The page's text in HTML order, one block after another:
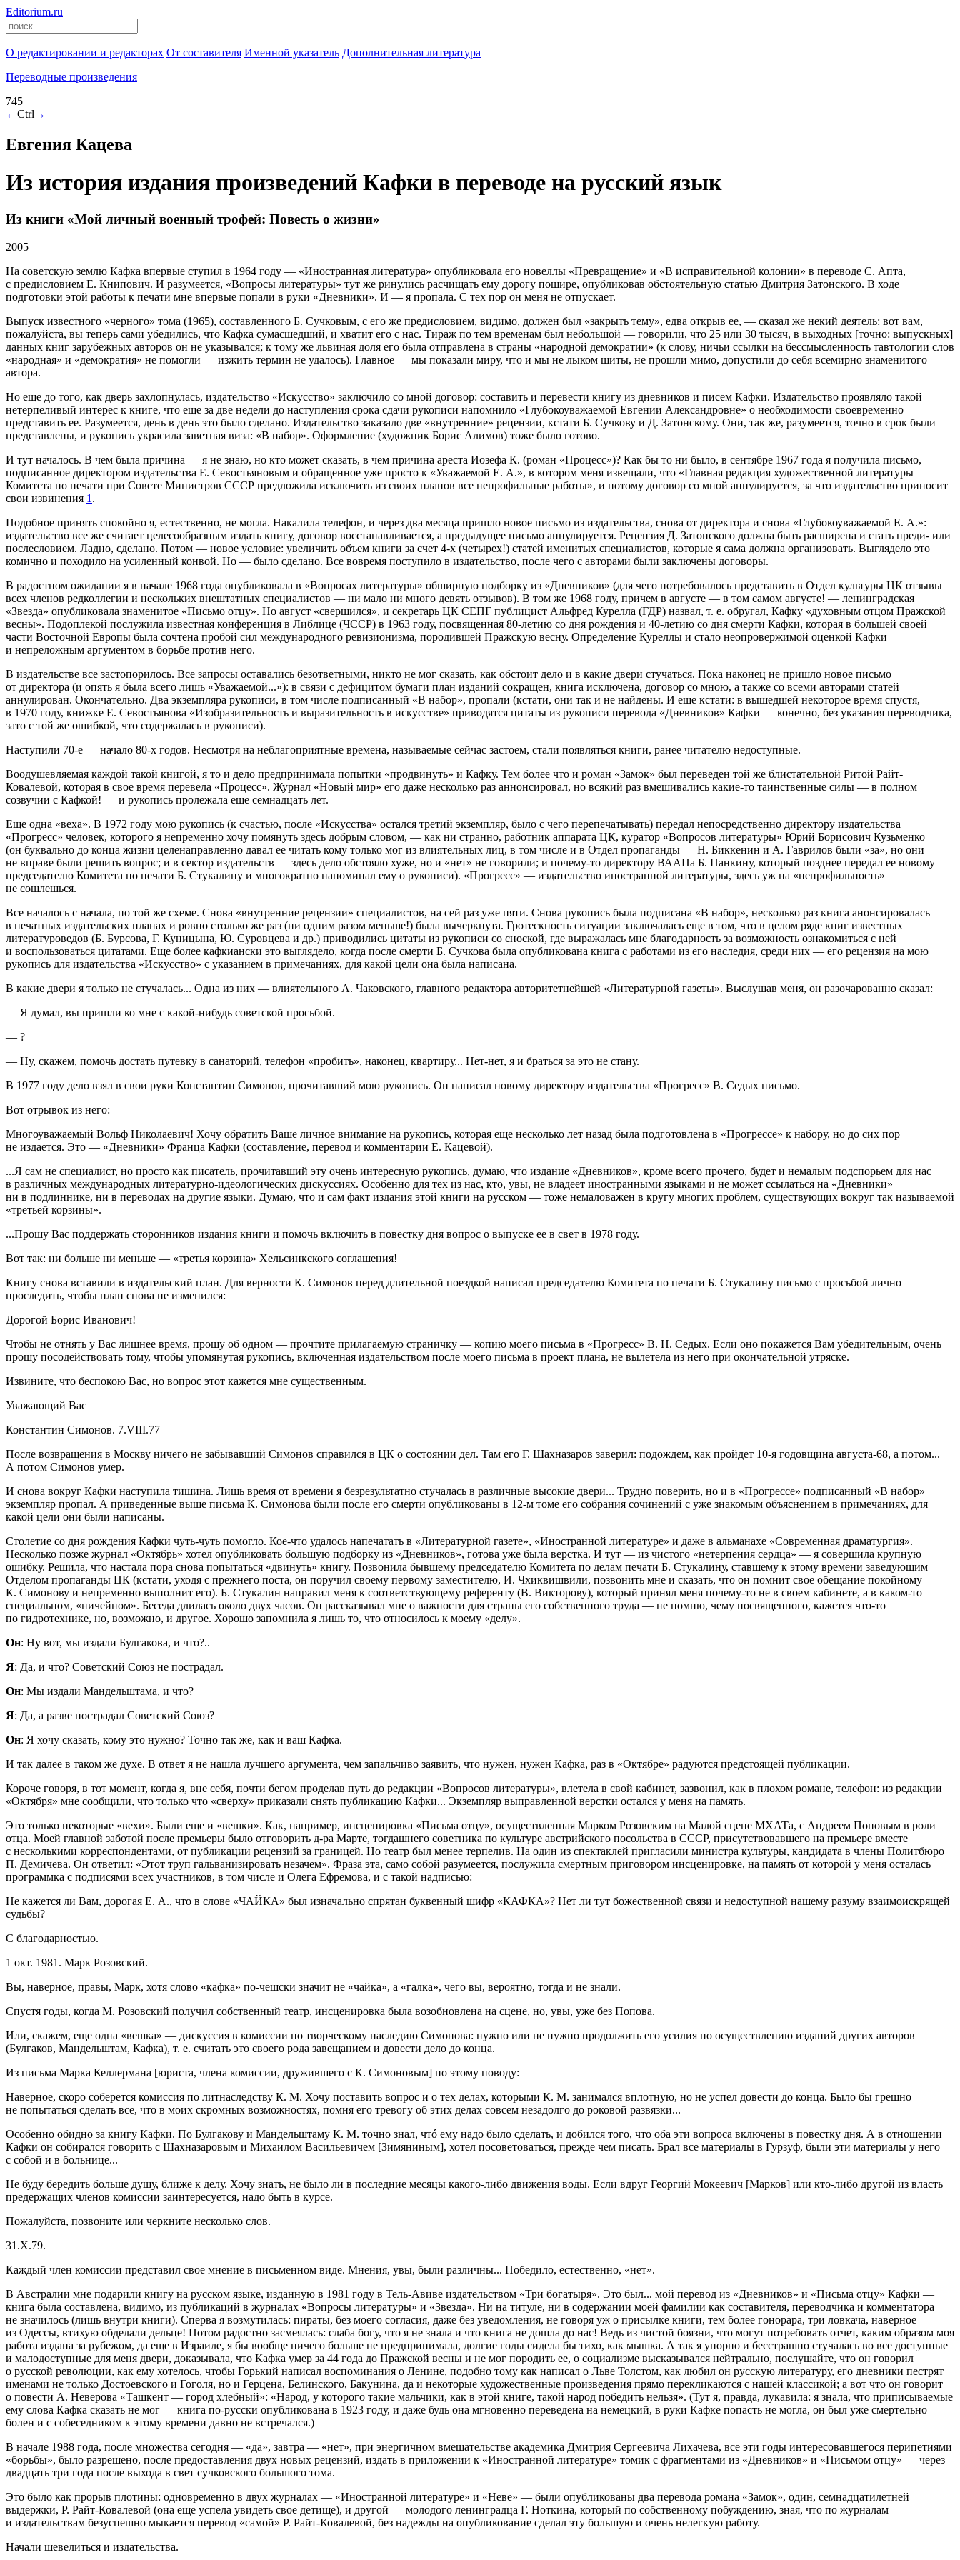
Editorium.ru
О редактировании и редакторах От составителя Именной указатель Дополнительная литература
Переводные произведения
745
←Ctrl →
Евгения Кацева
Из история издания произведений Кафки в переводе на русский язык
Из книги «Мой личный военный трофей: Повесть о жизни»
2005
На советскую землю Кафка впервые ступил в 1964 году — «Иностранная литература» опубликовала его новеллы «Превращение» и «В исправительной колонии» в переводе С. Апта,
с предисловием Е. Книпович. И разумеется, «Вопросы литературы» тут же ринулись расчищать ему дорогу пошире, опубликовав обстоятельную статью Дмитрия Затонского. В ходе
подготовки этой работы к печати мне впервые попали в руки «Дневники». И — я пропала. С тех пор он меня не отпускает.
Выпуск известного «черного» тома (1965), составленного Б. Сучковым, с его же предисловием, видимо, должен был «закрыть тему», едва открыв ее, — сказал же некий деятель: вот вам,
пожалуйста, вы теперь сами убедились, что Кафка сумасшедший, и хватит его с нас. Тираж по тем временам был небольшой — говорили, что 25 или 30 тысяч, в выходных [точно: выпускных]
данных книг зарубежных авторов он не указывался; к тому же львиная доля его была отправлена в страны «народной демократии» (к слову, ничьи ссылки на бессмысленность тавтологии слов
«народная» и «демократия» не помогли — изжить термин не удалось). Главное — мы показали миру, что и мы не лыком шиты, не прошли мимо, допустили до себя всемирно знаменитого
автора.
Но еще до того, как дверь захлопнулась, издательство «Искусство» заключило со мной договор: составить и перевести книгу из дневников и писем Кафки. Издательство проявляло такой
нетерпеливый интерес к книге, что еще за две недели до наступления срока сдачи рукописи напомнило «Глубокоуважаемой Евгении Александровне» о необходимости своевременно
представить ее. Разумеется, день в день это было сделано. Издательство заказало две «внутренние» рецензии, кстати Б. Сучкову и Д. Затонскому. Они, так же, разумеется, точно в срок были
представлены, и рукопись украсила заветная виза: «В набор». Оформление (художник Борис Алимов) тоже было готово.
И тут началось. В чем была причина — я не знаю, но кто может сказать, в чем причина ареста Иозефа К. (роман «Процесс»)? Как бы то ни было, в сентябре 1967 года я получила письмо,
подписанное директором издательства Е. Севостьяновым и обращенное уже просто к «Уважаемой Е. А.», в котором меня извещали, что «Главная редакция художественной литературы
Комитета по печати при Совете Министров СССР предложила исключить из своих планов все непрофильные работы», и потому договор со мной аннулируется, за что издательство приносит
свои извинения 1 .
Подобное принять спокойно я, естественно, не могла. Накалила телефон, и через два месяца пришло новое письмо из издательства, снова от директора и снова «Глубокоуважаемой Е. А.»:
издательство все же считает целесообразным издать книгу, договор восстанавливается, а предыдущее письмо аннулируется. Рецензия Д. Затонского должна быть расширена и стать преди- или
послесловием. Ладно, сделано. Потом — новое условие: увеличить объем книги за счет 4-х (четырех!) статей именитых специалистов, которые я сама должна организовать. Выглядело это
комично и походило на усиленный конвой. Но — было сделано. Все вовремя поступило в издательство, после чего с авторами были заключены договоры.
В радостном ожидании я в начале 1968 года опубликовала в «Вопросах литературы» обширную подборку из «Дневников» (для чего потребовалось представить в Отдел культуры ЦК отзывы
всех членов редколлегии и нескольких внештатных специалистов — ни мало ни много девять отзывов). В том же 1968 году, причем в августе — в том самом августе! — ленинградская
«Звезда» опубликовала знаменитое «Письмо отцу». Но август «свершился», и секретарь ЦК СЕПГ публицист Альфред Курелла (ГДР) назвал, т. е. обругал, Кафку «духовным отцом Пражской
весны». Подоплекой послужила известная конференция в Либлице (ЧССР) в 1963 году, посвященная 80-летию со дня рождения и 40-летию со дня смерти Кафки, которая в большей своей
части Восточной Европы была сочтена пробой сил международного ревизионизма, породившей Пражскую весну. Определение Куреллы и стало неопровержимой оценкой Кафки
и непреложным аргументом в борьбе против него.
В издательстве все застопорилось. Все запросы оставались безответными, никто не мог сказать, как обстоит дело и в какие двери стучаться. Пока наконец не пришло новое письмо
от директора (и опять я была всего лишь «Уважаемой...»): в связи с дефицитом бумаги план изданий сокращен, книга исключена, договор со мною, а также со всеми авторами статей
аннулирован. Окончательно. Два экземпляра рукописи, в том числе подписанный «В набор», пропали (кстати, они так и не найдены. И еще кстати: в вышедшей некоторое время спустя,
в 1970 году, книжке Е. Севостьянова «Изобразительность и выразительность в искусстве» приводятся цитаты из рукописи перевода «Дневников» Кафки — конечно, без указания переводчика,
зато с той же ошибкой, что содержалась в рукописи).
Наступили 70-е — начало 80-х годов. Несмотря на неблагоприятные времена, называемые сейчас застоем, стали появляться книги, ранее читателю недоступные.
Воодушевляемая каждой такой книгой, я то и дело предпринимала попытки «продвинуть» и Кафку. Тем более что и роман «Замок» был переведен той же блистательной Ритой Райт-
Ковалевой, которая в свое время перевела «Процесс». Журнал «Новый мир» его даже несколько раз аннонсировал, но всякий раз вмешивались какие-то таинственные силы — в полном
созвучии с Кафкой! — и рукопись пролежала еще семнадцать лет.
Еще одна «веха». В 1972 году мою рукопись (к счастью, после «Искусства» остался третий экземпляр, было с чего перепечатывать) передал непосредственно директору издательства
«Прогресс» человек, которого я непременно хочу помянуть здесь добрым словом, — как ни странно, работник аппарата ЦК, куратор «Вопросов литературы» Юрий Борисович Кузьменко
(он буквально до конца жизни целенаправленно давал ее читать кому только мог из влиятельных лиц, в том числе и в Отдел пропаганды — Н. Биккенин и А. Гаврилов были «за», но они
не вправе были решить вопрос; и в сектор издательств — здесь дело обстояло хуже, но и «нет» не говорили; и почему-то директору ВААПа Б. Панкину, который позднее передал ее новому
председателю Комитета по печати Б. Стукалину и многократно напоминал ему о рукописи). «Прогресс» — издательство иностранной литературы, здесь уж на «непрофильность»
не сошлешься.
Все началось с начала, по той же схеме. Снова «внутренние рецензии» специалистов, на сей раз уже пяти. Снова рукопись была подписана «В набор», несколько раз книга анонсировалась
в печатных издательских планах и ровно столько же раз (ни одним разом меньше!) была вычеркнута. Гротескность ситуации заключалась еще в том, что в целом ряде книг известных
литературоведов (Б. Бурсова, Г. Куницына, Ю. Суровцева и др.) приводились цитаты из рукописи со сноской, где выражалась мне благодарность за возможность ознакомиться с ней
и воспользоваться цитатами. Еще более кафкиански это выглядело, когда после смерти Б. Сучкова была опубликована книга с работами из его наследия, среди них — его рецензия на мою
рукопись для издательства «Искусство» с указанием в примечаниях, для какой цели она была написана.
В какие двери я только не стучалась... Одна из них — влиятельного А. Чаковского, главного редактора авторитетнейшей «Литературной газеты». Выслушав меня, он разочарованно сказал:
— Я думал, вы пришли ко мне с какой-нибудь советской просьбой.
— ?
— Ну, скажем, помочь достать путевку в санаторий, телефон «пробить», наконец, квартиру... Нет-нет, я и браться за это не стану.
В 1977 году дело взял в свои руки Константин Симонов, прочитавший мою рукопись. Он написал новому директору издательства «Прогресс» В. Седых письмо.
Вот отрывок из него:
Многоуважаемый Вольф Николаевич! Хочу обратить Ваше личное внимание на рукопись, которая еще несколько лет назад была подготовлена в «Прогрессе» к набору, но до сих пор
не издается. Это — «Дневники» Франца Кафки (составление, перевод и комментарии Е. Кацевой).
...Я сам не специалист, но просто как писатель, прочитавший эту очень интересную рукопись, думаю, что издание «Дневников», кроме всего прочего, будет и немалым подспорьем для нас
в различных международных литературно-идеологических дискуссиях. Особенно для тех из нас, кто, увы, не владеет иностранными языками и не может ссылаться на «Дневники»
ни в подлиннике, ни в переводах на другие языки. Думаю, что и сам факт издания этой книги на русском — тоже немаловажен в кругу многих проблем, существующих вокруг так называемой
«третьей корзины».
...Прошу Вас поддержать сторонников издания книги и помочь включить в повестку дня вопрос о выпуске ее в свет в 1978 году.
Вот так: ни больше ни меньше — «третья корзина» Хельсинкского соглашения!
Книгу снова вставили в издательский план. Для верности К. Симонов перед длительной поездкой написал председателю Комитета по печати Б. Стукалину письмо с просьбой лично
проследить, чтобы план снова не изменился:
Дорогой Борис Иванович!
Чтобы не отнять у Вас лишнее время, прошу об одном — прочтите прилагаемую страничку — копию моего письма в «Прогресс» В. Н. Седых. Если оно покажется Вам убедительным, очень
прошу посодействовать тому, чтобы упомянутая рукопись, включенная издательством после моего письма в проект плана, не вылетела из него при окончательной утряске.
Извините, что беспокою Вас, но вопрос этот кажется мне существенным.
Уважающий Вас
Константин Симонов. 7.VIII.77
После возвращения в Москву ничего не забывавший Симонов справился в ЦК о состоянии дел. Там его Г. Шахназаров заверил: подождем, как пройдет 10-я годовщина августа-68, а потом...
А потом Симонов умер.
И снова вокруг Кафки наступила тишина. Лишь время от времени я безрезультатно стучалась в различные высокие двери... Трудно поверить, но и в «Прогрессе» подписанный «В набор»
экземпляр пропал. А приведенные выше письма К. Симонова были после его смерти опубликованы в 12-м томе его собрания сочинений с уже знакомым объяснением в примечаниях, для
какой цели они были написаны.
Столетие со дня рождения Кафки чуть-чуть помогло. Кое-что удалось напечатать в «Литературной газете», «Иностранной литературе» и даже в альманахе «Современная драматургия».
Несколько позже журнал «Октябрь» хотел опубликовать большую подборку из «Дневников», готова уже была верстка. И тут — из чистого «нетерпения сердца» — я совершила крупную
ошибку. Решила, что настала пора снова попытаться «двинуть» книгу. Позвонила бывшему председателю Комитета по делам печати Б. Стукалину, ставшему к этому времени заведующим
Отделом пропаганды ЦК (кстати, уходя с прежнего поста, он поручил своему первому заместителю, И. Чхиквишвили, позвонить мне и сказать, что он помнит свое обещание покойному
К. Симонову и непременно выполнит его). Б. Стукалин направил меня к соответствующему референту (В. Викторову), который принял меня почему-то не в своем кабинете, а в каком-то
специальном, «ничейном». Беседа длилась около двух часов. Он рассказывал мне о важности для страны его собственного труда — не помню, чему посвященного, кажется что-то
по гидротехнике, но, возможно, и другое. Хорошо запомнила я лишь то, что относилось к моему «делу».
Он: Ну вот, мы издали Булгакова, и что?..
Я: Да, и что? Советский Союз не пострадал.
Он: Мы издали Мандельштама, и что?
Я: Да, а разве пострадал Советский Союз?
Он: Я хочу сказать, кому это нужно? Точно так же, как и ваш Кафка.
И так далее в таком же духе. В ответ я не нашла лучшего аргумента, чем запальчиво заявить, что нужен, нужен Кафка, раз в «Октябре» радуются предстоящей публикации.
Короче говоря, в тот момент, когда я, вне себя, почти бегом проделав путь до редакции «Вопросов литературы», влетела в свой кабинет, зазвонил, как в плохом романе, телефон: из редакции
«Октября» мне сообщили, что только что «сверху» приказали снять публикацию Кафки... Экземпляр выправленной верстки остался у меня на память.
Это только некоторые «вехи». Были еще и «вешки». Как, например, инсценировка «Письма отцу», осуществленная Марком Розовским на Малой сцене МХАТа, с Андреем Поповым в роли
отца. Моей главной заботой после премьеры было отговорить д-ра Марте, тогдашнего советника по культуре австрийского посольства в СССР, присутствовавшего на премьере вместе
с несколькими корреспондентами, от публикации рецензий за границей. Но театр был менее терпелив. На один из спектаклей пригласили министра культуры, кандидата в члены Политбюро
П. Демичева. Он ответил: «Этот труп гальванизировать незачем». Фраза эта, само собой разумеется, послужила смертным приговором инсценировке, на память от которой у меня осталась
программка с подписями всех участников, в том числе и Олега Ефремова, и с такой надписью:
Не кажется ли Вам, дорогая Е. А., что в слове «ЧАЙКА» был изначально спрятан буквенный шифр «КАФКА»? Нет ли тут божественной связи и недоступной нашему разуму взаимоискрящей
судьбы?
С благодарностью.
1 окт. 1981. Марк Розовский.
Вы, наверное, правы, Марк, хотя слово «кафка» по-чешски значит не «чайка», а «галка», чего вы, вероятно, тогда и не знали.
Спустя годы, когда М. Розовский получил собственный театр, инсценировка была возобновлена на сцене, но, увы, уже без Попова.
Или, скажем, еще одна «вешка» — дискуссия в комиссии по творческому наследию Симонова: нужно или не нужно продолжить его усилия по осуществлению изданий других авторов
(Булгаков, Мандельштам, Кафка), т. е. считать это своего рода завещанием и довести дело до конца.
Из письма Марка Келлермана [юриста, члена комиссии, дружившего с К. Симоновым] по этому поводу:
Наверное, скоро соберется комиссия по литнаследству К. М. Хочу поставить вопрос и о тех делах, которыми К. М. занимался вплотную, но не успел довести до конца. Было бы грешно
не попытаться сделать все, что в моих скромных возможностях, помня его тревогу об этих делах совсем незадолго до роковой развязки...
Особенно обидно за книгу Кафки. По Булгакову и Мандельштаму К. М. точно знал, чтó ему надо было сделать, и добился того, что оба эти вопроса включены в повестку дня. А в отношении
Кафки он собирался говорить с Шахназаровым и Михаилом Васильевичем [Зимяниным], хотел посоветоваться, прежде чем писать. Брал все материалы в Гурзуф, были эти материалы у него
с собой и в больнице...
Не буду бередить больше душу, ближе к делу. Хочу знать, не было ли в последние месяцы какого-либо движения воды. Если вдруг Георгий Мокеевич [Марков] или кто-либо другой из власть
предержащих членов комиссии заинтересуется, надо быть в курсе.
Пожалуйста, позвоните или черкните несколько слов.
31.Х.79.
Каждый член комиссии представил свое мнение в письменном виде. Мнения, увы, были различны... Победило, естественно, «нет».
В Австралии мне подарили книгу на русском языке, изданную в 1981 году в Тель-Авиве издательством «Три богатыря». Это был... мой перевод из «Дневников» и «Письма отцу» Кафки —
книга была составлена, видимо, из публикаций в журналах «Вопросы литературы» и «Звезда». Ни на титуле, ни в содержании моей фамилии как составителя, переводчика и комментатора
не значилось (лишь внутри книги). Сперва я возмутилась: пираты, без моего согласия, даже без уведомления, не говоря уж о присылке книги, тем более гонорара, три ловкача, наверное
из Одессы, втихую обделали дельце! Потом радостно засмеялась: слаба богу, что я не знала и что книга не дошла до нас! Ведь из чистой боязни, что могут потребовать отчет, каким образом моя
работа издана за рубежом, да еще в Израиле, я бы вообще ничего больше не предпринимала, долгие годы сидела бы тихо, как мышка. А так я упорно и бесстрашно стучалась во все доступные
и малодоступные для меня двери, доказывала, что Кафка умер за 44 года до Пражской весны и не мог породить ее, о социализме высказывался нейтрально, послушайте, что он говорил
о русской революции, как ему хотелось, чтобы Горький написал воспоминания о Ленине, подобно тому как написал о Льве Толстом, как любил он русскую литературу, его дневники пестрят
именами не только Достоевского и Гоголя, но и Герцена, Белинского, Бакунина, да и некоторые художественные произведения прямо перекликаются с нашей классикой; а вот что он говорит
о повести А. Неверова «Ташкент — город хлебный»: «Народ, у которого такие мальчики, как в этой книге, такой народ победить нельзя». (Тут я, правда, лукавила: я знала, что приписываемые
ему слова Кафка сказать не мог — книга по-русски опубликована в 1923 году, и даже будь она мгновенно переведена на немецкий, в руки Кафке попасть не могла, он был уже смертельно
болен и с собеседником к этому времени давно не встречался.)
В начале 1988 года, после множества сегодня — «да», завтра — «нет», при энергичном вмешательстве академика Дмитрия Сергеевича Лихачева, все эти годы интересовавшегося перипетиями
«борьбы», было разрешено, после предоставления двух новых рецензий, издать в приложении к «Иностранной литературе» томик с фрагментами из «Дневников» и «Письмом отцу» — через
двадцать три года после выхода в свет сучковского большого тома.
Это было как прорыв плотины: одновременно в двух журналах — «Иностранной литературе» и «Неве» — были опубликованы два перевода романа «Замок», один, семнадцатилетней
выдержки, Р. Райт-Ковалевой (она еще успела увидеть свое детище), и другой — молодого ленинградца Г. Ноткина, который по собственному побуждению, зная, что по журналам
и издательствам безуспешно мыкается перевод «самой» Р. Райт-Ковалевой, без надежды на опубликование сделал эту большую и очень нелегкую работу.
Начали шевелиться и издательства.